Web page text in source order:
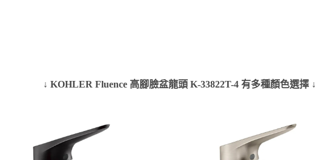
↓ KOHLER Fluence 高腳臉盆龍頭 K-33822T-4 有多種顏色選擇